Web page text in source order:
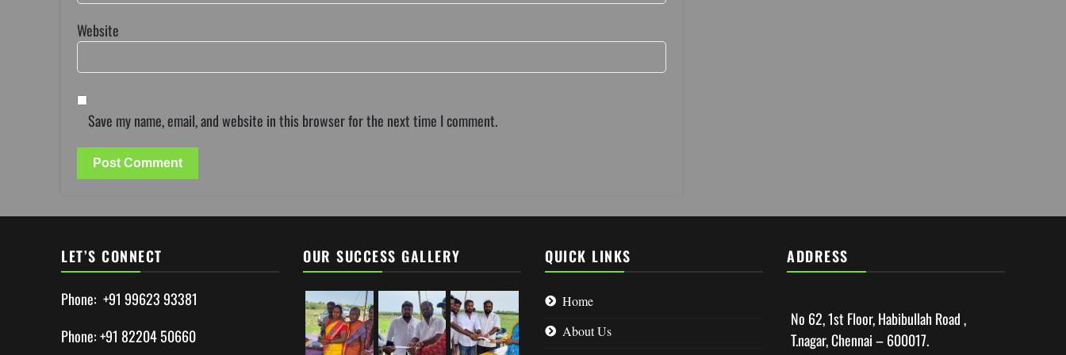
Website
Save my name, email, and website in this browser for the next time I comment.
LET’S CONNECT
Phone: +91 99623 93381
Phone: +91 82204 50660
OUR SUCCESS GALLERY QUICK LINKS
Home
About Us
ADDRESS
No 62, 1st Floor, Habibullah Road ,
T.nagar, Chennai – 600017.